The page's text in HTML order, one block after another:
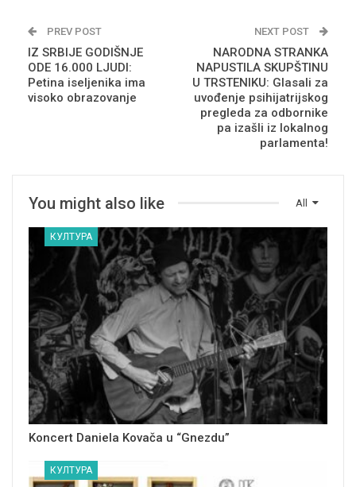
PREV POST
IZ SRBIJE GODIŠNJE
ODE 16.000 LJUDI:
Petina iseljenika ima
visoko obrazovanje
NEXT POST
NARODNA STRANKA
NAPUSTILA SKUPŠTINU
U TRSTENIKU: Glasali za
uvođenje psihijatrijskog
pregleda za odbornike
pa izašli iz lokalnog
parlamenta!
All
You might also like
КУЛТУРА
Koncert Daniela Kovača u “Gnezdu”
КУЛТУРА